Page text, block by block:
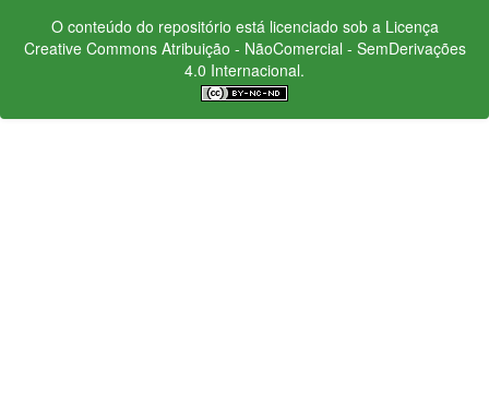
O conteúdo do repositório está licenciado sob a Licença
Creative CommonsAtribuição - NãoComercial - SemDerivações
4.0 Internacional.